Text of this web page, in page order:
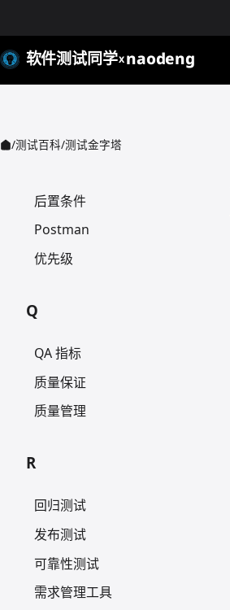
软件测试同学X naodeng
/测试百科/测试金字塔
同行评审测试
渗透测试
性能测试
后置条件
Postman
优先级
Q
QA 指标
质量保证
质量管理
R
回归测试
发布测试
可靠性测试
需求管理工具